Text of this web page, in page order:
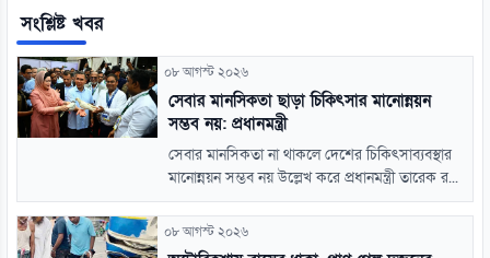
সংশ্লিষ্ট খবর
০৮ আগস্ট ২০২৬
সেবার মানসিকতা ছাড়া চিকিৎসার মানোন্নয়ন
সম্ভব নয়: প্রধানমন্ত্রী
সেবার মানসিকতা না থাকলে দেশের চিকিৎসাব্যবস্থার
মানোন্নয়ন সম্ভব নয় উল্লেখ করে প্রধানমন্ত্রী তারেক র...
০৮ আগস্ট ২০২৬